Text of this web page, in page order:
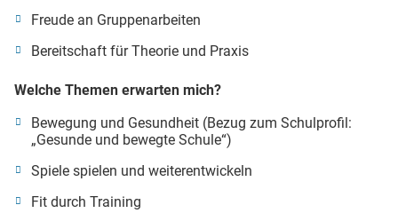
Freude an Gruppenarbeiten
Bereitschaft für Theorie und Praxis
Welche Themen erwarten mich?
Bewegung und Gesundheit (Bezug zum Schulprofil:
„Gesunde und bewegte Schule“)
Spiele spielen und weiterentwickeln
Fit durch Training